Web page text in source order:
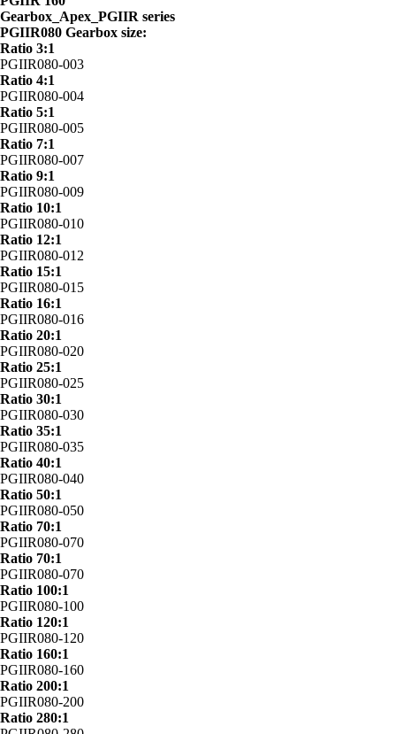
Gearbox_Apex_PGIIR series
PGIIR080 Gearbox size:
Ratio 3:1
PGIIR080-003
Ratio 4:1
PGIIR080-004
Ratio 5:1
PGIIR080-005
Ratio 7:1
PGIIR080-007
Ratio 9:1
PGIIR080-009
Ratio 10:1
PGIIR080-010
Ratio 12:1
PGIIR080-012
Ratio 15:1
PGIIR080-015
Ratio 16:1
PGIIR080-016
Ratio 20:1
PGIIR080-020
Ratio 25:1
PGIIR080-025
Ratio 30:1
PGIIR080-030
Ratio 35:1
PGIIR080-035
Ratio 40:1
PGIIR080-040
Ratio 50:1
PGIIR080-050
Ratio 70:1
PGIIR080-070
Ratio 70:1
PGIIR080-070
Ratio 100:1
PGIIR080-100
Ratio 120:1
PGIIR080-120
Ratio 160:1
PGIIR080-160
Ratio 200:1
PGIIR080-200
Ratio 280:1